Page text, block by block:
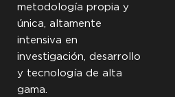
metodología propia y
única, altamente
intensiva en
investigación, desarrollo
y tecnología de alta
gama.